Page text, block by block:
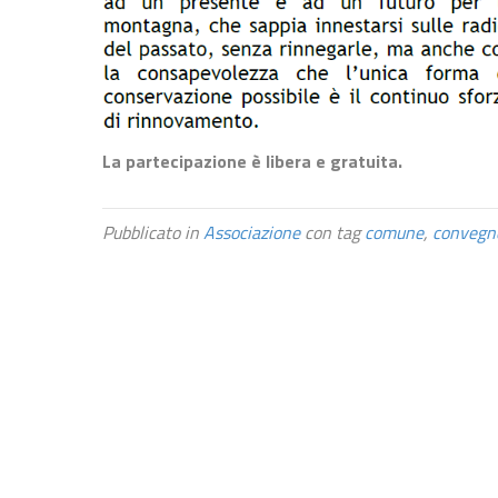
La partecipazione è libera e gratuita.
Pubblicato inAssociazionecon tagcomune,